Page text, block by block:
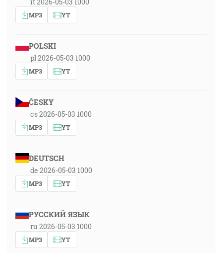
MP3 YT
POLSKI
pl 2026-05-03 1000
MP3 YT
ČESKY
cs 2026-05-03 1000
MP3 YT
DEUTSCH
de 2026-05-03 1000
MP3 YT
РУССКИЙ ЯЗЫК
ru 2026-05-03 1000
MP3 YT